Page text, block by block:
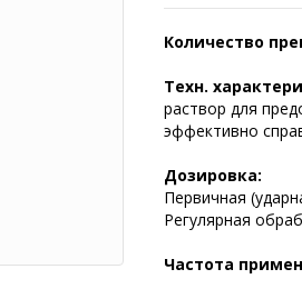
Количество
Техн.
раствор для
эффективно
Дозировка:
Первичная
Регулярная
Частота